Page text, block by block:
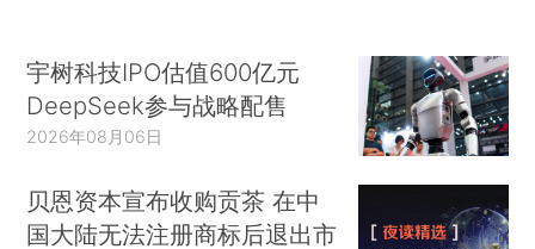
宇树科技IPO估值600亿元
DeepSeek参与战略配售
2026年08月06日
贝恩资本宣布收购贡茶 在中
国大陆无法注册商标后退出市